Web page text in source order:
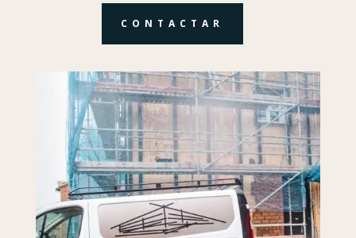
CONTACTAR